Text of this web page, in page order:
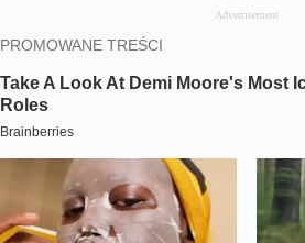
Advertisement